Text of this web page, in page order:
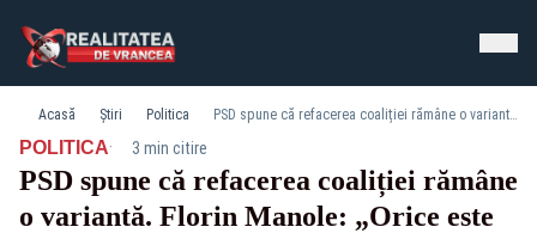
Acasă Știri Politica PSD spune că refacerea coaliției rămâne o variantă. Florin Manole: „Orice este posibil”
POLITICA· 3 min citire
PSD spune că refacerea coaliției rămâne
o variantă. Florin Manole: „Orice este